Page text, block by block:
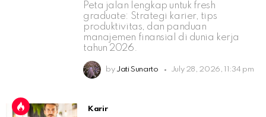
Peta jalan lengkap untuk fresh
graduate: Strategi karier, tips
produktivitas, dan panduan
manajemen finansial di dunia kerja
tahun 2026.
by Jati Sunarto July 28, 2026, 11:34 pm
Karir